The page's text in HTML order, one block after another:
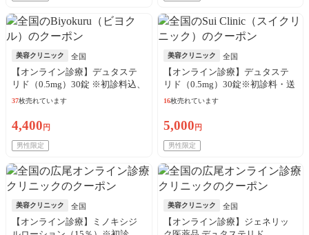
美容クリニック 全国
【オンライン診療】デュタステ
リド（0.5mg）30錠 ※初診料込、
送料込
37枚売れています
4,400 円
男性限定
美容クリニック 全国
【オンライン診療】デュタステ
リド（0.5mg）30錠※初診料・送
料込
16枚売れています
5,000 円
男性限定
美容クリニック 全国
【オンライン診療】ミノキシジ
美容クリニック 全国
【オンライン診療】ジェネリッ